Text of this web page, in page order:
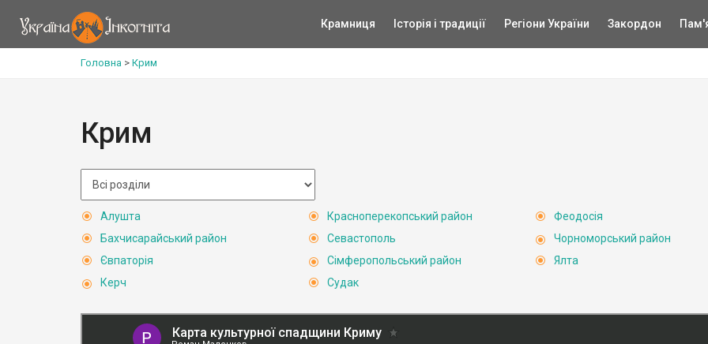
Крамниця Історія і традиції Регіони України Закордон
Головна > Крим
Крим
Алушта
Бахчисарайський район
Євпаторія
Керч
Красноперекопський район
Севастополь
Сімферопольський район
Судак
Феодосія
Чорноморський район
Ялта